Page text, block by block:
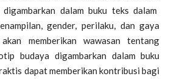
dalam buku teks dalam
gender, perilaku, dan gaya
memberikan wawasan tentang
budaya digambarkan dalam buku
dapat memberikan kontribusi bagi